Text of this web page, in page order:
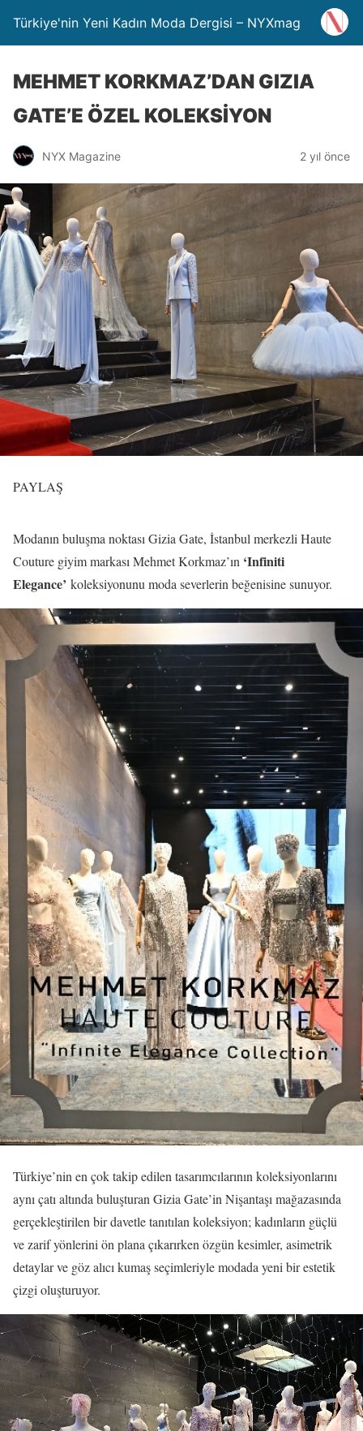
Türkiye'nin Yeni Kadın Moda Dergisi – NYXmag
MEHMET KORKMAZ’DAN GIZIA
GATE’E ÖZEL KOLEKSİYON
NYX Magazine 2 yıl önce
PAYLAŞ
Modanın buluşma noktası Gizia Gate, İstanbul merkezli Haute
Couture giyim markası Mehmet Korkmaz’ın ‘Infiniti
Elegance’ koleksiyonunu moda severlerin beğenisine sunuyor.
Türkiye’nin en çok takip edilen tasarımcılarının koleksiyonlarını
aynı çatı altında buluşturan Gizia Gate’in Nişantaşı mağazasında
gerçekleştirilen bir davetle tanıtılan koleksiyon; kadınların güçlü
ve zarif yönlerini ön plana çıkarırken özgün kesimler, asimetrik
detaylar ve göz alıcı kumaş seçimleriyle modada yeni bir estetik
çizgi oluşturuyor.